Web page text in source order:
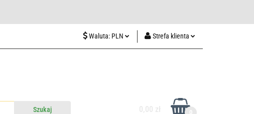
Waluta: PLN Strefa klienta